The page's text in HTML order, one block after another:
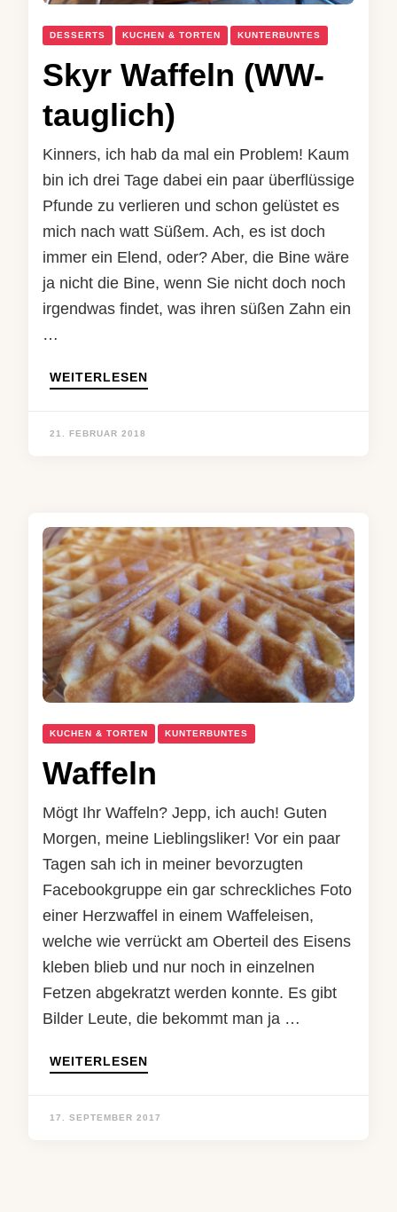
DESSERTS KUCHEN & TORTEN KUNTERBUNTES
Skyr Waffeln (WW-
tauglich)
Kinners, ich hab da mal ein Problem! Kaum
bin ich drei Tage dabei ein paar überflüssige
Pfunde zu verlieren und schon gelüstet es
mich nach watt Süßem. Ach, es ist doch
immer ein Elend, oder? Aber, die Bine wäre
ja nicht die Bine, wenn Sie nicht doch noch
irgendwas findet, was ihren süßen Zahn ein
…
WEITERLESEN
21. FEBRUAR 2018
KUCHEN & TORTEN KUNTERBUNTES
Waffeln
Mögt Ihr Waffeln? Jepp, ich auch! Guten
Morgen, meine Lieblingsliker! Vor ein paar
Tagen sah ich in meiner bevorzugten
Facebookgruppe ein gar schreckliches Foto
einer Herzwaffel in einem Waffeleisen,
welche wie verrückt am Oberteil des Eisens
kleben blieb und nur noch in einzelnen
Fetzen abgekratzt werden konnte. Es gibt
Bilder Leute, die bekommt man ja …
WEITERLESEN
17. SEPTEMBER 2017